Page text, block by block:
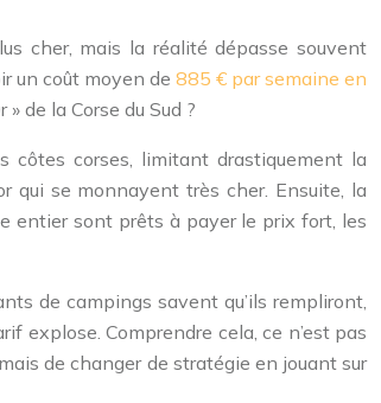
cher, mais la réalité dépasse souvent
un coût moyen de 885 € par semaine en
de la Corse du Sud ?
côtes corses, limitant drastiquement la
qui se monnayent très cher. Ensuite, la
entier sont prêts à payer le prix fort, les
de campings savent qu’ils rempliront,
explose. Comprendre cela, ce n’est pas
de changer de stratégie en jouant sur